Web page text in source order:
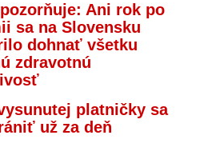
Ani rok po
sa na Slovensku
dohnať všetku
zdravotnú
platničky sa
už za deň